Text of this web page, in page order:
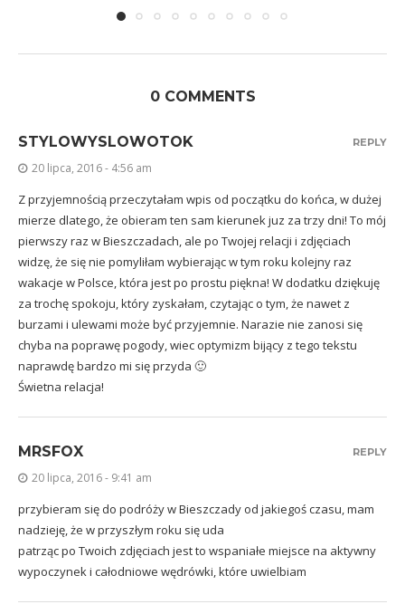
0 COMMENTS
STYLOWYSLOWOTOK
20 lipca, 2016 - 4:56 am
Z przyjemnością przeczytałam wpis od początku do końca, w dużej
mierze dlatego, że obieram ten sam kierunek juz za trzy dni! To mój
pierwszy raz w Bieszczadach, ale po Twojej relacji i zdjęciach
widzę, że się nie pomyliłam wybierając w tym roku kolejny raz
wakacje w Polsce, która jest po prostu piękna! W dodatku dziękuję
za trochę spokoju, który zyskałam, czytając o tym, że nawet z
burzami i ulewami może być przyjemnie. Narazie nie zanosi się
chyba na poprawę pogody, wiec optymizm bijący z tego tekstu
naprawdę bardzo mi się przyda 🙂
Świetna relacja!
REPLY
MRSFOX
20 lipca, 2016 - 9:41 am
przybieram się do podróży w Bieszczady od jakiegoś czasu, mam
nadzieję, że w przyszłym roku się uda
patrząc po Twoich zdjęciach jest to wspaniałe miejsce na aktywny
wypoczynek i całodniowe wędrówki, które uwielbiam
REPLY